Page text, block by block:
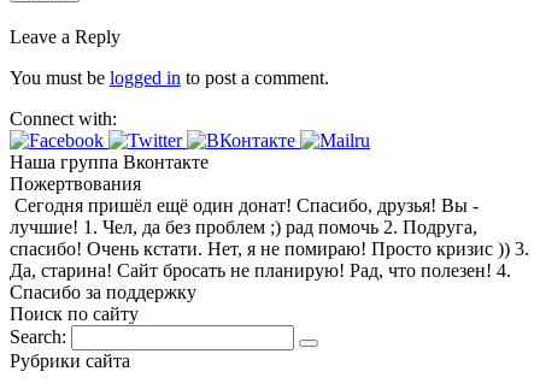
Leave a Reply
You must be logged in to post a comment.
Connect with:
Наша группа Вконтакте
Пожертвования
Сегодня пришёл ещё один донат! Спасибо, друзья! Вы -
лучшие! 1. Чел, да без проблем ;) рад помочь 2. Подруга,
спасибо! Очень кстати. Нет, я не помираю! Просто кризис )) 3.
Да, старина! Сайт бросать не планирую! Рад, что полезен! 4.
Спасибо за поддержку
Поиск по сайту
Search:
Рубрики сайта